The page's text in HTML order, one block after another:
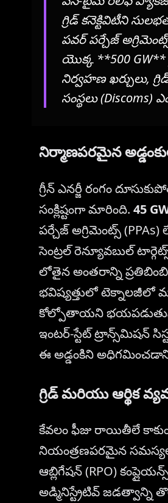
గ్రిడ్ కనెక్టివిటీని
పవర్ పర్చేజ్
యొక్క **500 GW**
నిర్వహణ ఖర్చులు,
సంస్థలు
నిర్మాణపరమైన
గ్రీన్ ఎనర్జీ రంగం
సంక్లిష్టంగా మారింది. 45
పర్చేజ్ అగ్రిమెంట్స్
సెంట్రల్ రెన్యూవబుల్
లోతైన అంతరాన్ని
భవిష్యత్తులో టెక్నాలజీలో
కోల్పోతాయని
ఇంటర్‌-స్టేట్ ట్రాన్స్‌మిషన్
ఈ అడ్డంకిని
గ్రిడ్ మరియు ఆర్థిక
కేవలం ఫీజు రాయితీలే
నియంత్రణపరమైన
ఆబ్లిగేషన్ (RPO)
అడ్మినిస్ట్రేటివ్ జడత్వాన్ని